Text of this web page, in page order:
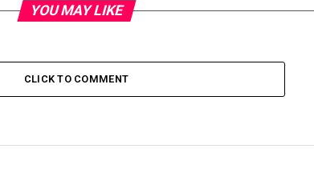
YOU MAY LIKE
CLICK TO COMMENT